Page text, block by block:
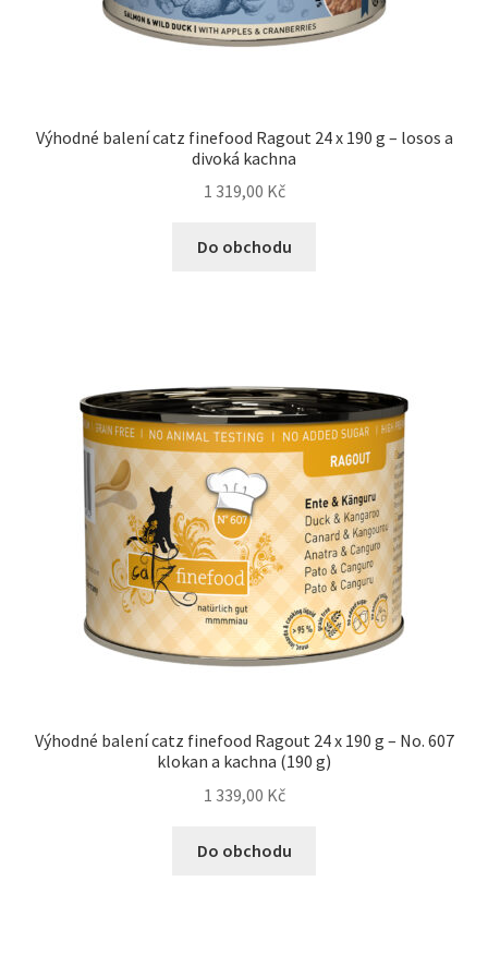
Výhodné balení catz finefood Ragout 24 x 190 g – losos a
divoká kachna
1 319,00 Kč
Do obchodu
Výhodné balení catz finefood Ragout 24 x 190 g – No. 607
klokan a kachna (190 g)
1 339,00 Kč
Do obchodu